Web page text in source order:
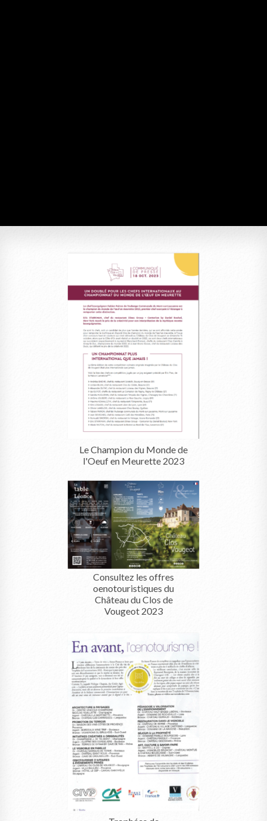
Le Champion du Monde de
l'Oeuf en Meurette 2023
Consultez les offres
oenotouristiques du
Château du Clos de
Vougeot 2023